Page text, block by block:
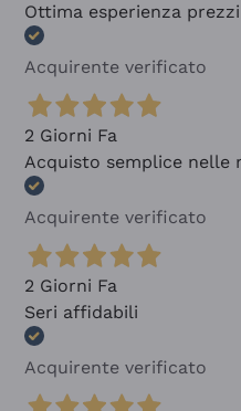
Ottima esperienza
Acquirente verificato
2 Giorni Fa
Acquisto semplice nelle
Acquirente verificato
2 Giorni Fa
Seri affidabili
Acquirente verificato